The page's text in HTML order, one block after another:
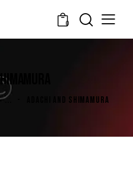
0
... ADACHI AND SHIMAMURA